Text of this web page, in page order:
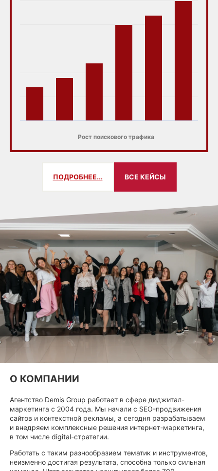
Рост поискового трафика
ПОДРОБНЕЕ... ВСЕ КЕЙСЫ
О КОМПАНИИ
Агентство Demis Group работает в сфере диджитал-
маркетинга с 2004 года. Мы начали с SEO-продвижения
сайтов и контекстной рекламы, а сегодня разрабатываем
и внедряем комплексные решения интернет-маркетинга,
в том числе digital-стратегии.
Работать с таким разнообразием тематик и инструментов,
неизменно достигая результата, способна только сильная